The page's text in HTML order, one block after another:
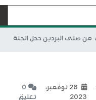
من صلى البردين دخل الجنة
28 نوفمبر،
2023
0
تعليق